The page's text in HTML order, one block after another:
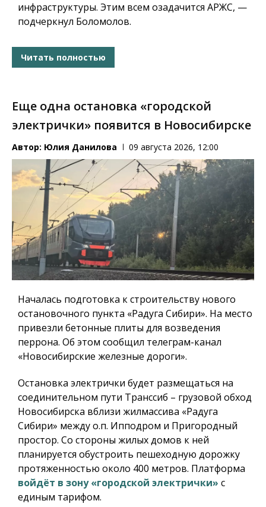
инфраструктуры. Этим всем озадачится АРЖС, —
подчеркнул Боломолов.
Читать полностью
Еще одна остановка «городской
электрички» появится в Новосибирске
Автор: Юлия Данилова 09 августа 2026, 12:00
Началась подготовка к строительству нового
остановочного пункта «Радуга Сибири». На место
привезли бетонные плиты для возведения
перрона. Об этом сообщил телеграм-канал
«Новосибирские железные дороги».
Остановка электрички будет размещаться на
соединительном пути Транссиб – грузовой обход
Новосибирска вблизи жилмассива «Радуга
Сибири» между о.п. Ипподром и Пригородный
простор. Со стороны жилых домов к ней
планируется обустроить пешеходную дорожку
протяженностью около 400 метров. Платформа
войдёт в зону «городской электрички» с
единым тарифом.